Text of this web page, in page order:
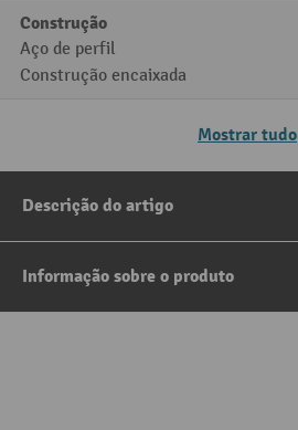
Construção
Aço de perfil
Construção encaixada
Mostrar tudo
Descrição do artigo
Informação sobre o produto